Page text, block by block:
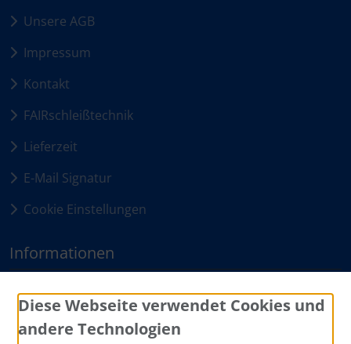
Unsere AGB
Impressum
Kontakt
FAIRschleißtechnik
Lieferzeit
E-Mail Signatur
Cookie Einstellungen
Informationen
Sitemap
Zahlungsmethoden
Diese Webseite verwendet Cookies und
andere Technologien